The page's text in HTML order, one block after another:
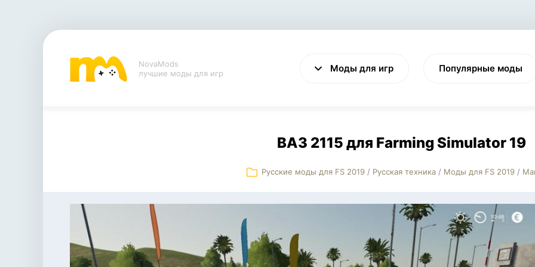
NovaMods
лучшие моды для игр
Моды для игр
VALHEIM CYBERPUNK 2077
Популярные моды
ВАЗ 2115 для Farming Simulator 19
Русские моды для FS 2019 / Русская техника / Моды для FS 2019 /